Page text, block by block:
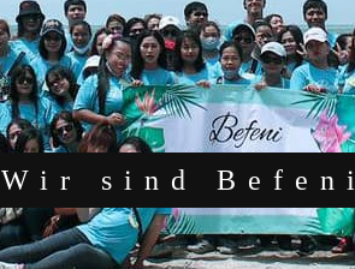
Wir sind Befeni